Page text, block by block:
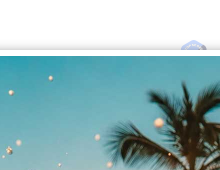
Over B&M Dak-Totaal Vacatures Contact